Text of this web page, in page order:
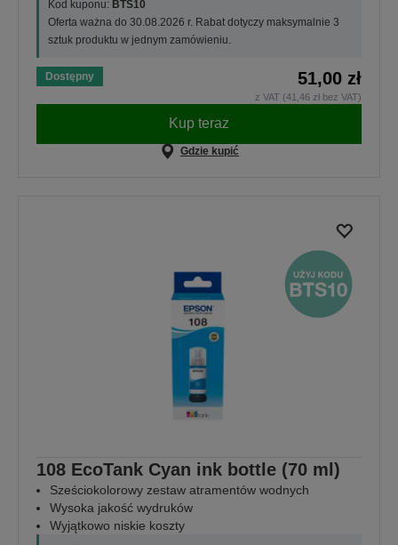
Kod kuponu: BTS10
Oferta ważna do 30.08.2026 r. Rabat dotyczy maksymalnie 3
sztuk produktu w jednym zamówieniu.
Dostępny 51,00 zł
z VAT (41,46 zł bez VAT)
Kup teraz
Gdzie kupić
108 EcoTank Cyan ink bottle (70 ml)
Sześciokolorowy zestaw atramentów wodnych
Wysoka jakość wydruków
Wyjątkowo niskie koszty